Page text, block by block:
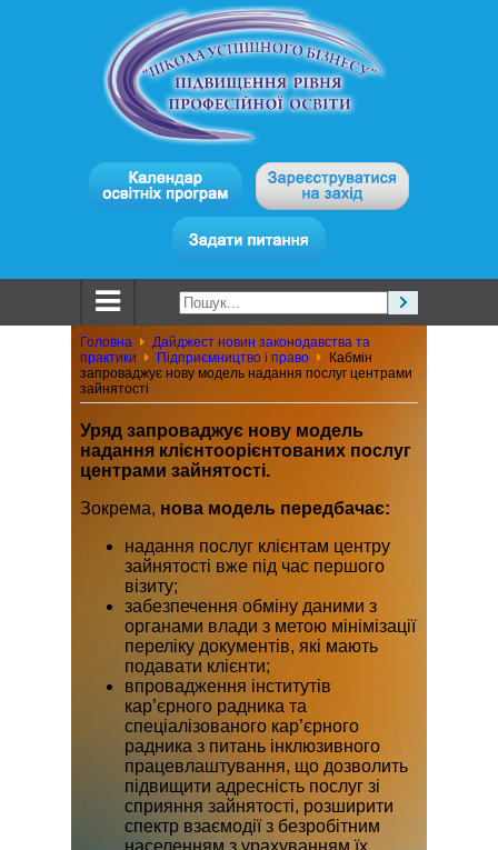
Головна
Дайджест новин законодавства та
практики
Підприємництво і право
Кабмін
запроваджує нову модель надання послуг центрами
зайнятості
Уряд запроваджує нову модель
надання клієнтоорієнтованих послуг
центрами зайнятості.
Зокрема, нова модель передбачає:
надання послуг клієнтам центру
зайнятості вже під час першого
візиту;
забезпечення обміну даними з
органами влади з метою мінімізації
переліку документів, які мають
подавати клієнти;
впровадження інститутів
кар’єрного радника та
спеціалізованого кар’єрного
радника з питань інклюзивного
працевлаштування, що дозволить
підвищити адресність послуг зі
сприяння зайнятості, розширити
спектр взаємодії з безробітним
населенням з урахуванням їх